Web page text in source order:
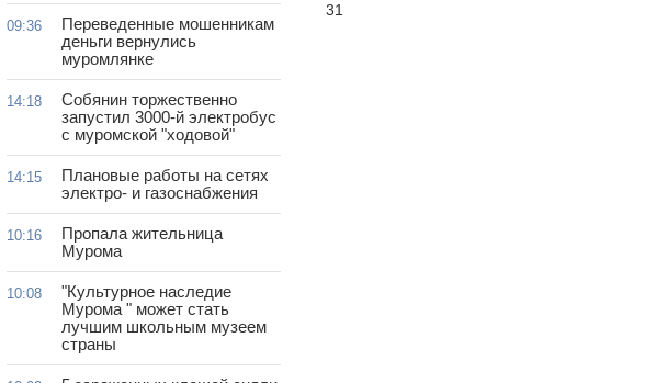
09:36
Переведенные мошенникам
деньги вернулись
муромлянке
14:18
Собянин торжественно
запустил 3000-й электробус
с муромской "ходовой"
14:15
Плановые работы на сетях
электро- и газоснабжения
10:16
Пропала жительница
Мурома
10:08
"Культурное наследие
Мурома " может стать
лучшим школьным музеем
страны
31